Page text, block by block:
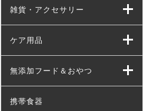
雑貨・アクセサリー
ケア用品
無添加フード＆おやつ
携帯食器